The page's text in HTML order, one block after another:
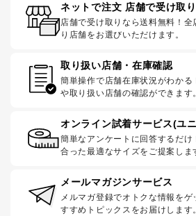
ネットで注文 店舗で受け取り
店舗で受け取りなら送料無料！全
り店舗をお選びいただけます。
取り扱い店舗・在庫確認
簡単操作で店舗在庫状況がわかる
や取り扱い店舗の確認ができます
オンライン試着サービス(ユ
簡単なアンケートに回答するだけ
合った最適なサイズをご提案しま
メールマガジンサービス
メルマガ登録でオトクな情報をゲ
すすめトピックスをお届けします